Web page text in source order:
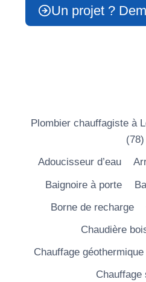
Un projet ?
Plombier chauffagiste à
(78)
Adoucisseur d’eau
Baignoire à porte
Borne de recharge
Chaudière
Chauffage géothermique
Chauffage